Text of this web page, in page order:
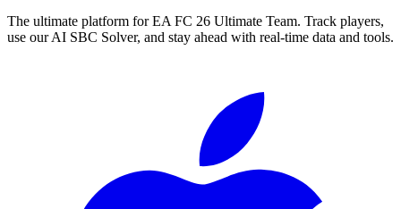
The ultimate platform for EA FC 26 Ultimate Team. Track players,
use our AI SBC Solver, and stay ahead with real-time data and tools.